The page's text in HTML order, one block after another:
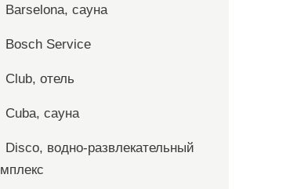
Barselona, сауна
Bosch Service
Club, отель
Cuba, сауна
Disco, водно-развлекательный